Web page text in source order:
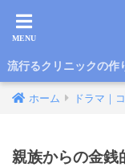
流行るクリニックの作
ホーム ドラマ｜
親族からの金銭